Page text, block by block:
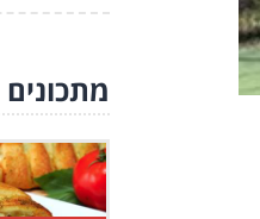
מתכונים